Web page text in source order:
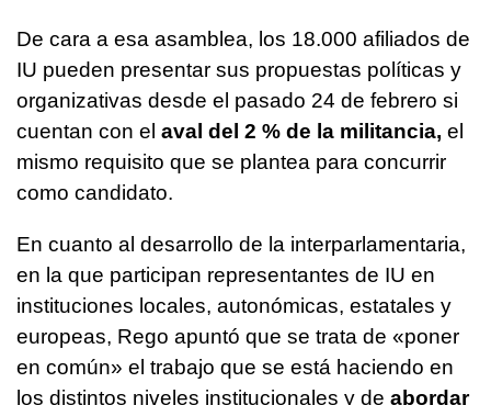
De cara a esa asamblea, los 18.000 afiliados de
IU pueden presentar sus propuestas políticas y
organizativas desde el pasado 24 de febrero si
cuentan con el aval del 2 % de la militancia, el
mismo requisito que se plantea para concurrir
como candidato.
En cuanto al desarrollo de la interparlamentaria,
en la que participan representantes de IU en
instituciones locales, autonómicas, estatales y
europeas, Rego apuntó que se trata de «poner
en común» el trabajo que se está haciendo en
los distintos niveles institucionales y de abordar